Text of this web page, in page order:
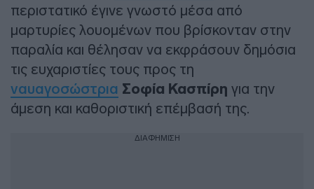
περιστατικό έγινε γνωστό μέσα από
μαρτυρίες λουομένων που βρίσκονταν στην
παραλία και θέλησαν να εκφράσουν δημόσια
τις ευχαριστίες τους προς τη
ναυαγοσώστρια Σοφία Κασπίρη για την
άμεση και καθοριστική επέμβασή της.
ΔΙΑΦΗΜΙΣΗ